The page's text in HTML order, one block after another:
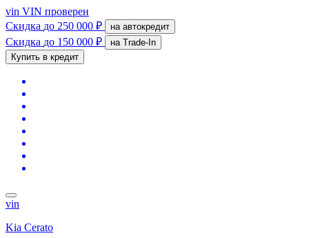
vin VIN проверен
Скидка до 250 000 ₽ на автокредит
Скидка до 150 000 ₽
на Trade-In
Купить в кредит
vin
Kia Cerato